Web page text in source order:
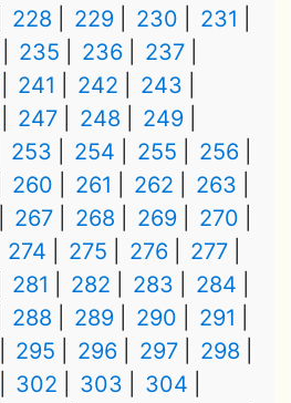
228 229 230
231
235 236
237
241 242
243
247 248
249
253 254 255
256
260 261 262
263
267 268 269
270
274 275 276
277
281 282 283
284
288 289 290
291
295 296 297
298
302 303
304